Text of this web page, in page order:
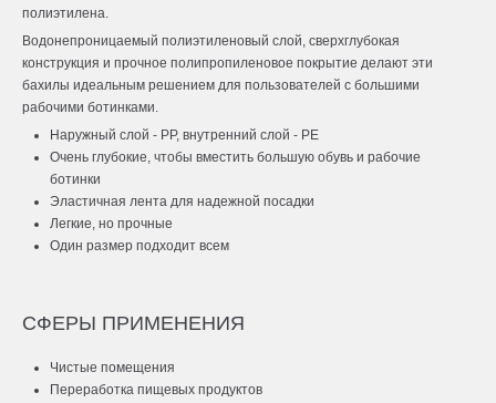
полиэтилена.
Водонепроницаемый полиэтиленовый слой, сверхглубокая
конструкция и прочное полипропиленовое покрытие делают эти
бахилы идеальным решением для пользователей с большими
рабочими ботинками.
Наружный слой - PP, внутренний слой - PE
Очень глубокие, чтобы вместить большую обувь и рабочие
ботинки
Эластичная лента для надежной посадки
Легкие, но прочные
Один размер подходит всем
СФЕРЫ ПРИМЕНЕНИЯ
Чистые помещения
Переработка пищевых продуктов